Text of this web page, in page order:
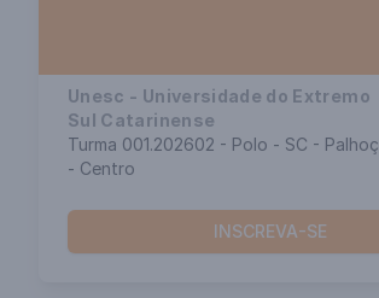
Unesc - Universidade do Extremo
Sul Catarinense
Turma 001.202602 - Polo - SC -
- Centro
INSCREVA-SE